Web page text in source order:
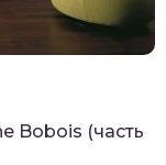
Bobois (часть